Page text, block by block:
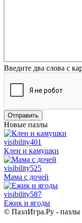
Введите два слова с
Отправить
Новые пазлы
visibility401
Клен и камушки
visibility525
Мама с дочей
visibility587
Ежик и ягоды
© ПазлИгра.Ру -